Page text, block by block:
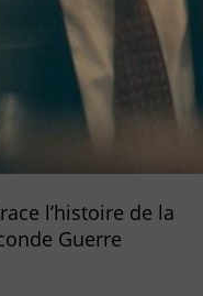
l’histoire de la
Guerre